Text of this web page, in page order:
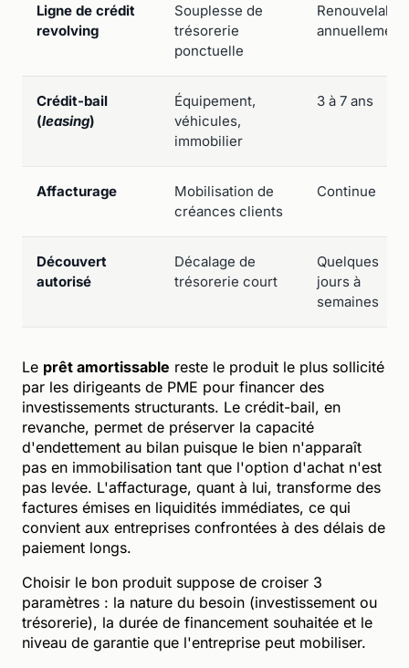
Ligne de crédit
revolving
Souplesse de
trésorerie
ponctuelle
Renouvelable
annuellement
Crédit-bail
(leasing)
Équipement,
véhicules,
immobilier
3 à 7 ans
Affacturage
Mobilisation de
créances clients
Continue
Découvert
autorisé
Décalage de
trésorerie court
Quelques
jours à
semaines
Le prêt amortissable reste le produit le plus sollicité
par les dirigeants de PME pour financer des
investissements structurants. Le crédit-bail, en
revanche, permet de préserver la capacité
d'endettement au bilan puisque le bien n'apparaît
pas en immobilisation tant que l'option d'achat n'est
pas levée. L'affacturage, quant à lui, transforme des
factures émises en liquidités immédiates, ce qui
convient aux entreprises confrontées à des délais de
paiement longs.
Choisir le bon produit suppose de croiser 3
paramètres : la nature du besoin (investissement ou
trésorerie), la durée de financement souhaitée et le
niveau de garantie que l'entreprise peut mobiliser.